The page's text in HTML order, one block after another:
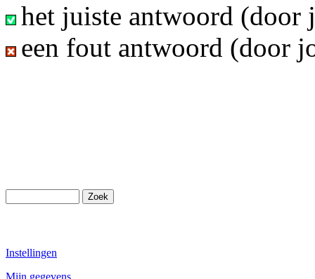
het juiste antwoord (door
een fout antwoord (door
Instellingen
Mijn gegevens